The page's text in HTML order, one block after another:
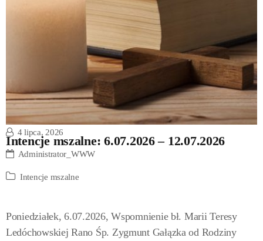
Intencje mszalne: 6.07.2026 – 12.07.2026
4 lipca, 2026
Administrator_WWW
Intencje mszalne
Poniedziałek, 6.07.2026, Wspomnienie bł. Marii Teresy
Ledóchowskiej Rano Śp. Zygmunt Gałązka od Rodziny